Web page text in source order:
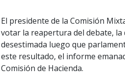
El presidente de la Comisión
votar la reapertura del debate,
desestimada luego que
este resultado, el informe
Comisión de Hacienda.